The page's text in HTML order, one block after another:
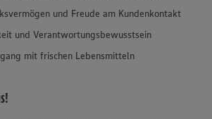
und Freude am Kundenkontakt
und Verantwortungsbewusstsein
mit frischen Lebensmitteln